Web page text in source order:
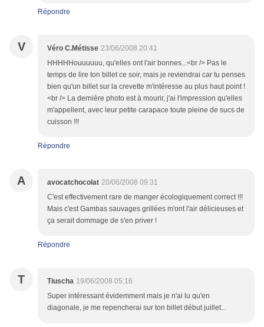
Répondre
V Véro C.Métisse 23/06/2008 20:41
HHHHHouuuuuu, qu'elles ont l'air bonnes...<br /> Pas le
temps de lire ton billet ce soir, mais je reviendrai car tu penses
bien qu'un billet sur la crevette m'intéresse au plus haut point !
<br /> La dernière photo est à mourir, j'ai l'impression qu'elles
m'appellent, avec leur petite carapace toute pleine de sucs de
cuisson !!!
Répondre
A avocatchocolat 20/06/2008 09:31
C'est effectivement rare de manger écologiquement correct !!!
Mais c'est Gambas sauvages grillées m'ont l'air délicieuses et
ça serait dommage de s'en priver !
Répondre
T Tiuscha 19/06/2008 05:16
Super intéressant évidemment mais je n'ai lu qu'en
diagonale, je me repencherai sur ton billet début juillet...